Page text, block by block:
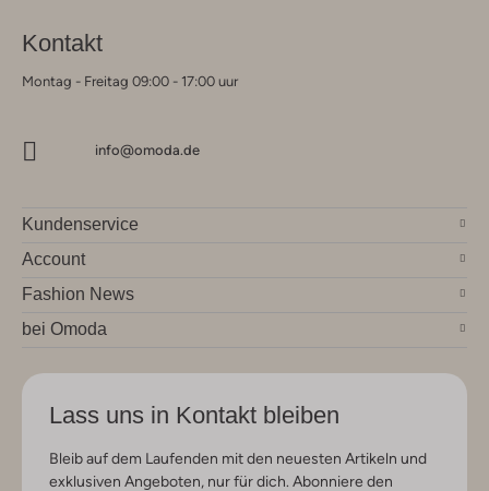
Kontakt
Montag - Freitag 09:00 - 17:00 uur
info@omoda.de
Kundenservice
Account
Fashion News
bei Omoda
Lass uns in Kontakt bleiben
Bleib auf dem Laufenden mit den neuesten Artikeln und
exklusiven Angeboten, nur für dich. Abonniere den